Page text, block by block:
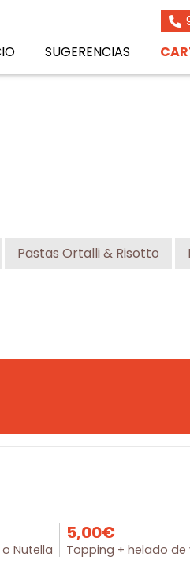
SUGERENCIAS
Pastas Ortalli & Risotto
Nutella
5,00€
Topping + helado de